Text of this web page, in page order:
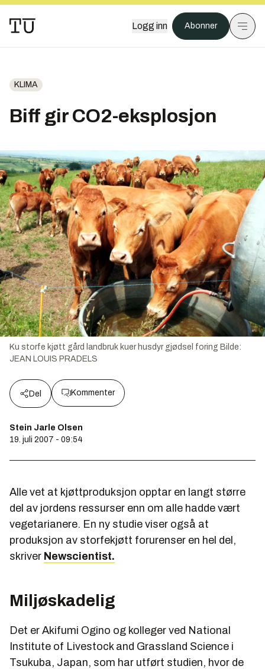
Logg inn Abonner
KLIMA
Biff gir CO2-eksplosjon
Ku storfe kjøtt gård landbruk kuer husdyr gjødsel foring Bilde:
JEAN LOUIS PRADELS
Del Kommenter
Stein Jarle Olsen
19. juli 2007 - 09:54
Alle vet at kjøttproduksjon opptar en langt større
del av jordens ressurser enn om alle hadde vært
vegetarianere. En ny studie viser også at
produksjon av storfekjøtt forurenser en hel del,
skriver Newscientist.
Miljøskadelig
Det er Akifumi Ogino og kolleger ved National
Institute of Livestock and Grassland Science i
Tsukuba, Japan, som har utført studien, hvor de